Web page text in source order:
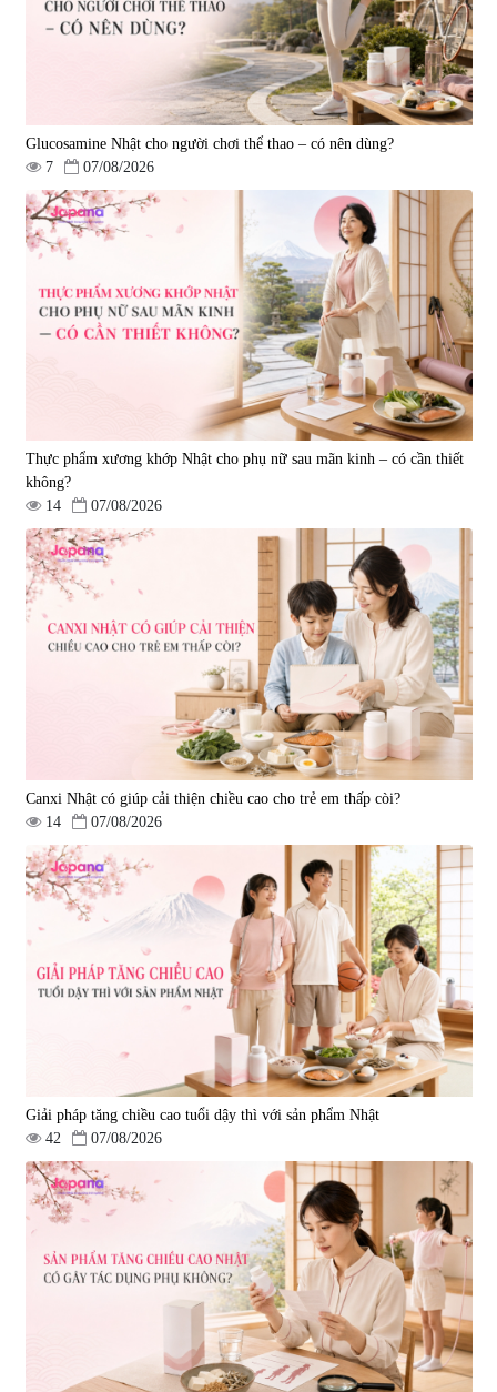
1.450.000 đ 225.000 đ
Tẩy tế bào chết Nichiei Bussan
Nano NMN+ Peeling Gel
|0
1.490.000 đ
Viên uống hỗ trợ bền thành
mạch, ngừa tai biến Elastin Plus
& Nattokinase Hokoen 80 viên
0
980.000 đ
Viên uống bổ gan Ribeto Shoji
Hepaclean 60 viên
690.000 đ
Viên uống hỗ trợ cải thiện thoát
vị đĩa đệm Kyoto Has 30 viên
|14.560
1.600.000 đ
Viên uống hỗ trợ giấc ngủ Fujina
Sleepy Nhật Bản 80 viên
580.000 đ
điều trị đột quỵ Biken Kinase
Gold 60 viên
0
1.570.000 đ
Glucosamine Nhật cho người chơi thể thao – có nên dùng?
7
07/08/2026
Thực phẩm xương khớp Nhật cho phụ nữ sau mãn kinh – có cần thiết
không?
14
07/08/2026
Canxi Nhật có giúp cải thiện chiều cao cho trẻ em thấp còi?
14
07/08/2026
Giải pháp tăng chiều cao tuổi dậy thì với sản phẩm Nhật
42
07/08/2026